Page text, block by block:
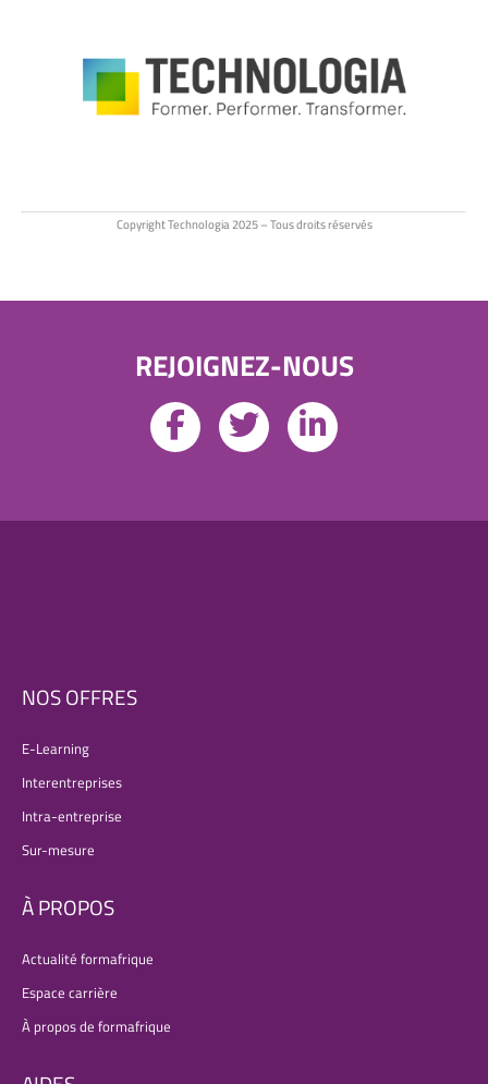
Copyright Technologia 2025 – Tous droits réservés
REJOIGNEZ-NOUS
NOS OFFRES
E-Learning
Interentreprises
Intra-entreprise
Sur-mesure
À PROPOS
Actualité formafrique
Espace carrière
À propos de formafrique